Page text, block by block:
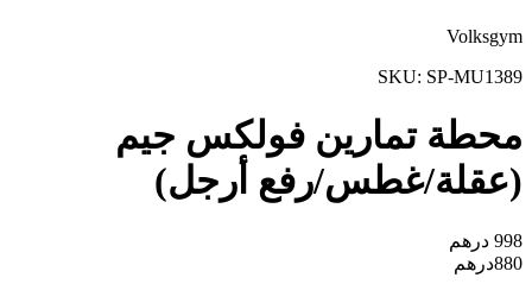
Volksgym
SKU: SP-MU1389
محطة تمارين فولكس جيم
(عقلة/غطس/رفع أرجل)
998 درهم
880درهم